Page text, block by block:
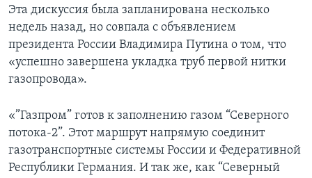
Эта дискуссия была запланирована несколько
недель назад, но совпала с объявлением
президента России Владимира Путина о том, что
«успешно завершена укладка труб первой нитки
газопровода».
«”Газпром” готов к заполнению газом “Северного
потока-2”. Этот маршрут напрямую соединит
газотранспортные системы России и Федеративной
Республики Германия. И так же, как “Северный